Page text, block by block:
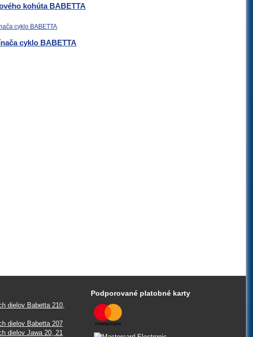
kohúta BABETTA
cyklo BABETTA
dielov Babetta 210,
dielov Babetta 207
dielov Jawa 20, 21
Podporované platobné karty